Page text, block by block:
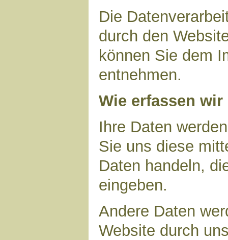
Die
durch den
können Sie dem
entnehmen.
Wie erfassen wir
Ihre Daten
Sie uns diese
Daten handeln,
eingeben.
Andere Daten
Website durch